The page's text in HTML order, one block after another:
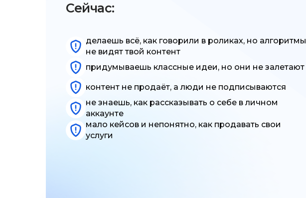
Сейчас:
делаешь всё, как говорили в роликах, но алгоритмы
не видят твой контент
придумываешь классные идеи, но они не залетают
контент не продаёт, а люди не подписываются
не знаешь, как рассказывать о себе в личном
аккаунте
мало кейсов и непонятно, как продавать свои
услуги